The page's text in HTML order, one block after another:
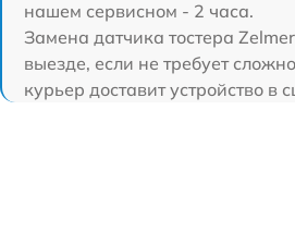
нашем сервисном - 2 часа.
Замена датчика тостера
выезде, если не требует
курьер доставит устройство в